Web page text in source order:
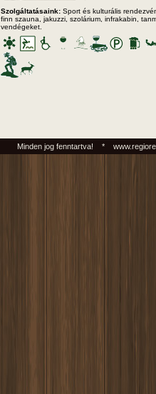
Szolgáltatásaink: Sport és kulturális
finn szauna, jakuzzi, szolárium, infrakabin,
vendégeket.
Minden jog fenntartva! *